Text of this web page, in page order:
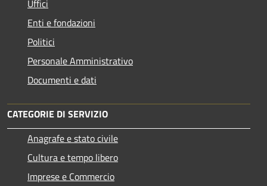
Uffici
Enti e fondazioni
Politici
Personale Amministrativo
Documenti e dati
CATEGORIE DI SERVIZIO
Anagrafe e stato civile
Cultura e tempo libero
Imprese e Commercio